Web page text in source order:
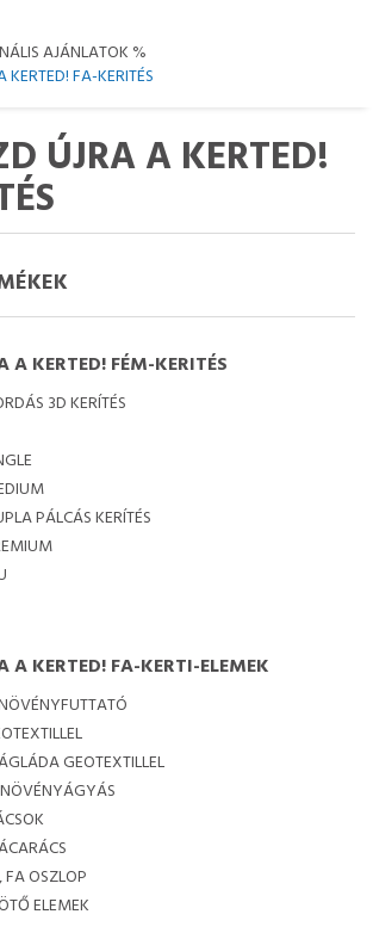
AJÁNLATOK %
KERTED! FA-KERITÉS
ÚJRA A KERTED!
A KERTED! FÉM-KERITÉS
3D KERÍTÉS
PÁLCÁS KERÍTÉS
A KERTED! FA-KERTI-ELEMEK
GEOTEXTILLEL
OSZLOP
ELEMEK